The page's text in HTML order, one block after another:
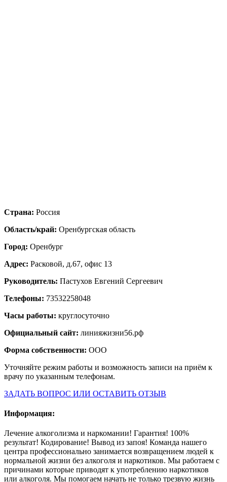
Страна: Россия
Область/край: Оренбургская область
Город: Оренбург
Адрес: Расковой, д.67, офис 13
Руководитель: Пастухов Евгений Сергеевич
Телефоны: 73532258048
Часы работы: круглосуточно
Официальный сайт: линияжизни56.рф
Форма собственности: ООО
Уточняйте режим работы и возможность записи на приём к
врачу по указанным телефонам.
ЗАДАТЬ ВОПРОС ИЛИ ОСТАВИТЬ ОТЗЫВ
Информация:
Лечение алкоголизма и наркомании! Гарантия! 100%
результат! Кодирование! Вывод из запоя! Команда нашего
центра профессионально занимается возвращением людей к
нормальной жизни без алкоголя и наркотиков. Мы работаем с
причинами которые приводят к употреблению наркотиков
или алкоголя. Мы помогаем начать не только трезвую жизнь